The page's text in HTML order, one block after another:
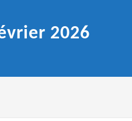
2026